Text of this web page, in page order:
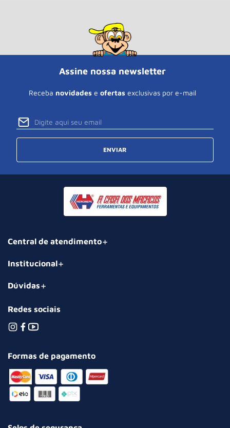
Assine nossa newsletter
Receba novidades e ofertas exclusivas por e-mail
ENVIAR
Central de atendimento
Institucional
Dúvidas
Redes sociais
Formas de pagamento